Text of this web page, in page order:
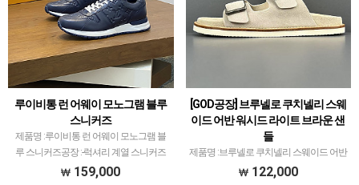
루이비통 런 어웨이 모노그램 블루
스니커즈
제품명 :루이비통 런 어웨이 모노그램 블
루 스니커즈공장 :-럭셔리 계열 스니커즈
는 메이저 공장에서 취급되는 모델 많이
159,000
[GOD공장] 브루넬로 쿠치넬리 스웨
이드 어반 워시드 라이트 브라운 샌
들
제품명 :브루넬로 쿠치넬리 스웨이드 어반
워시드 라이트 브라운 샌들공장 :GOD공장
122,000